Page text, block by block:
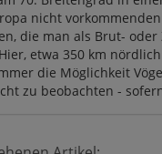
nicht
die man als Brut- oder
etwa 350 km
die Möglichkeit
zu beobachten -